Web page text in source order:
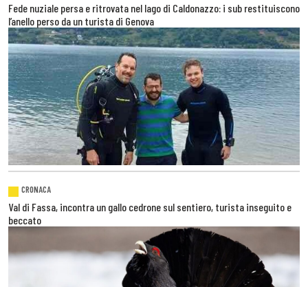
Fede nuziale persa e ritrovata nel lago di Caldonazzo: i sub restituiscono
l’anello perso da un turista di Genova
CRONACA
Val di Fassa, incontra un gallo cedrone sul sentiero, turista inseguito e
beccato